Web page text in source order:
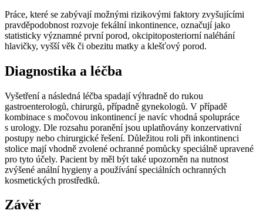
Práce, které se zabývají možnými rizikovými faktory zvyšujícími
pravděpodobnost rozvoje fekální inkontinence, označují jako
statisticky významné první porod, okcipitoposteriorní naléhání
hlavičky, vyšší věk či obezitu matky a klešťový porod.
Diagnostika a léčba
Vyšetření a následná léčba spadají výhradně do rukou
gastroenterologů, chirurgů, případně gynekologů. V případě
kombinace s močovou inkontinencí je navíc vhodná spolupráce
s urology. Dle rozsahu poranění jsou uplatňovány konzervativní
postupy nebo chirurgické řešení. Důležitou roli při inkontinenci
stolice mají vhodně zvolené ochranné pomůcky speciálně upravené
pro tyto účely. Pacient by měl být také upozorněn na nutnost
zvýšené anální hygieny a používání speciálních ochranných
kosmetických prostředků.
Závěr